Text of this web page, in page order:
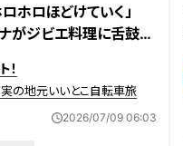
ホロほどけていく」
がジビエ料理に舌鼓！
れたレストランでひと休
！
の地元いいとこ自転車旅
2026/07/09 06:03